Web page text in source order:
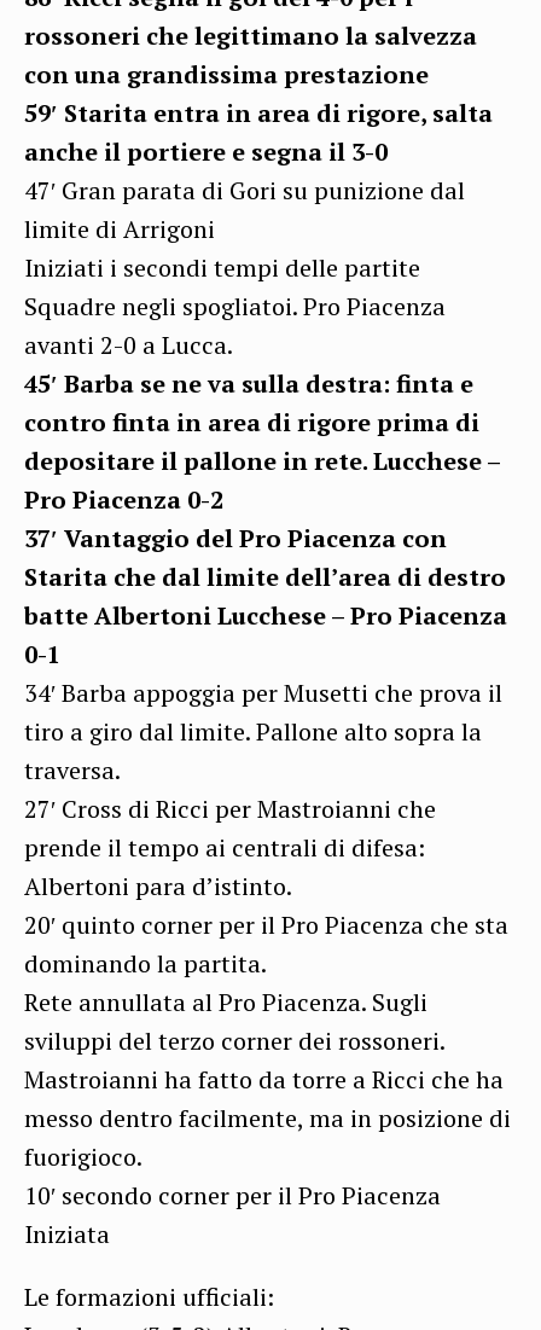
rossoneri che legittimano la salvezza
con una grandissima prestazione
59′ Starita entra in area di rigore, salta
anche il portiere e segna il 3-0
47′ Gran parata di Gori su punizione dal
limite di Arrigoni
Iniziati i secondi tempi delle partite
Squadre negli spogliatoi. Pro Piacenza
avanti 2-0 a Lucca.
45′ Barba se ne va sulla destra: finta e
contro finta in area di rigore prima di
depositare il pallone in rete. Lucchese –
Pro Piacenza 0-2
37′ Vantaggio del Pro Piacenza con
Starita che dal limite dell’area di destro
batte Albertoni Lucchese – Pro Piacenza
0-1
34′ Barba appoggia per Musetti che prova il
tiro a giro dal limite. Pallone alto sopra la
traversa.
27′ Cross di Ricci per Mastroianni che
prende il tempo ai centrali di difesa:
Albertoni para d’istinto.
20′ quinto corner per il Pro Piacenza che sta
dominando la partita.
Rete annullata al Pro Piacenza. Sugli
sviluppi del terzo corner dei rossoneri.
Mastroianni ha fatto da torre a Ricci che ha
messo dentro facilmente, ma in posizione di
fuorigioco.
10′ secondo corner per il Pro Piacenza
Iniziata
Le formazioni ufficiali: